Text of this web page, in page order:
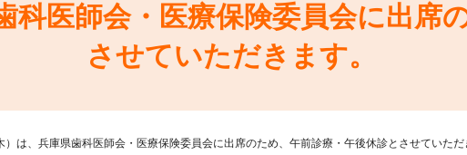
科医師会・医療保険委員会に出席
させていただきます。
）は、兵庫県歯科医師会・医療保険委員会に出席のため、午前診療・午後休診とさせていただ